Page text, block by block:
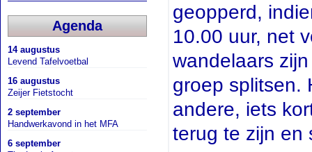
Agenda
14 augustus
Levend Tafelvoetbal
16 augustus
Zeijer Fietstocht
2 september
Handwerkavond in het MFA
6 september
geopperd,
10.00 uur, net
wandelaars
groep splitsen.
andere, iets
terug te zijn en